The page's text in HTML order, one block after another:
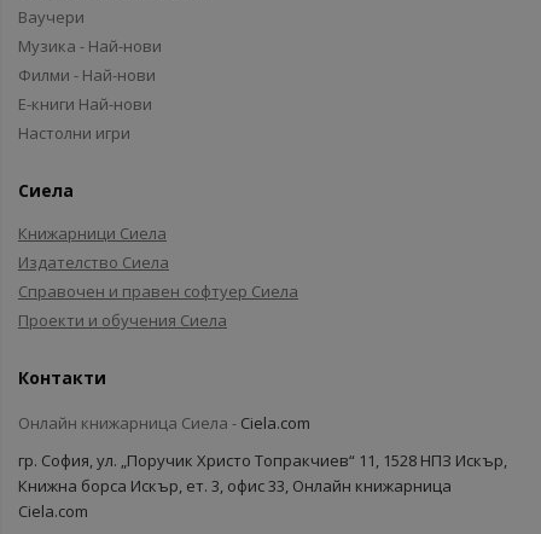
Ваучери
Музика - Най-нови
Филми - Най-нови
Е-книги Най-нови
Настолни игри
Сиела
Книжарници Сиела
Издателство Сиела
Справочен и правен софтуер Сиела
Проекти и обучения Сиела
Контакти
Онлайн книжарница Сиела - Ciela.com
гр. София, ул. „Поручик Христо Топракчиев“ 11, 1528 НПЗ Искър,
Книжна борса Искър, ет. 3, офис 33, Онлайн книжарница
Ciela.com